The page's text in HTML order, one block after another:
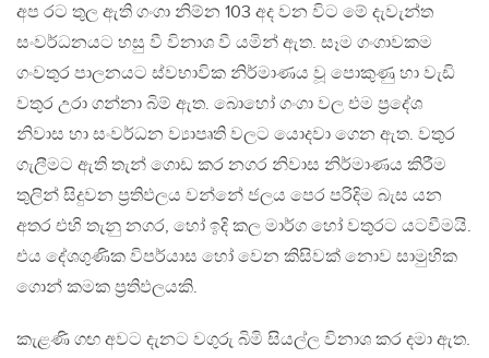
අප රට තුල ඇති ගංගා නිම්න 103 අද වන විට මේ දැවැන්ත
සංවර්ධනයට හසු වී විනාශ වී යමින් ඇත. සෑම ගංගාවකම
ගංවතුර පාලනයට ස්වභාවික නිර්මාණය වූ පොකුණු හා වැඩි
වතුර උරා ගන්නා බිම් ඇත. බොහෝ ගංගා වල එම ප්‍රදේශ
නිවාස හා සංවර්ධන ව්‍යාපෘති වලට යොදවා ‍ගෙන ඇත. වතුර
ගැලීමට ඇති තැන් ගොඩ කර නගර නිවාස නිර්මාණය කිරීම
තුලින් සිදුවන ප්‍රතිඵලය වන්නේ ජලය පෙර පරිදිම බැස යන
අතර එහි තැනු නගර, හෝ ඉදි කල මාර්ග හෝ වතුරට යටවීමයි.
එය දේශගුණික විපර්යාස හෝ වෙන කිසිවක් නොව සාමුහික
ගොන් කමක ප්‍රතිඵලයකි.
කැළණි ගඟ අවට දැනට වගුරු බිමි සියල්ල විනාශ කර දමා ඇත.